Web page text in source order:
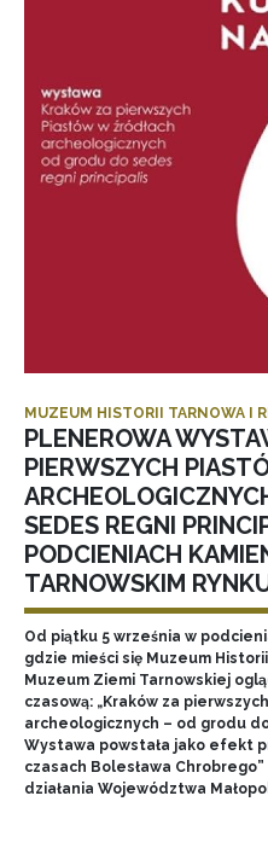
MUZEUM HISTORII TARNOWA I
PLENEROWA
PIERWSZYCH
SEDES REGNI
PODCIENIACH
TARNOWSKIM
Od piątku 5 września w
gdzie mieści się Muzeum
Muzeum Ziemi Tarnowskiej
czasową: „Kraków za
archeologicznych – od grodu
Wystawa powstała jako efekt
czasach Bolesława
działania Województwa